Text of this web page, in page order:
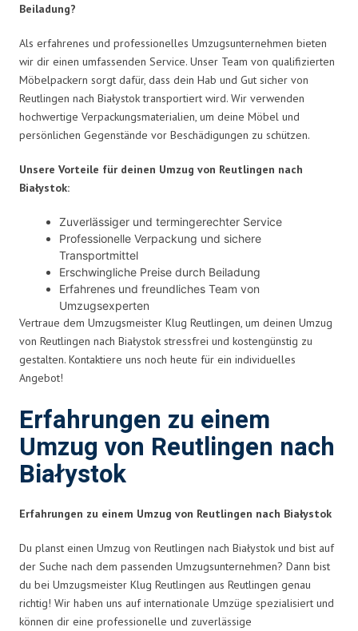
Beiladung?
Als erfahrenes und professionelles Umzugsunternehmen bieten
wir dir einen umfassenden Service. Unser Team von qualifizierten
Möbelpackern sorgt dafür, dass dein Hab und Gut sicher von
Reutlingen nach Białystok transportiert wird. Wir verwenden
hochwertige Verpackungsmaterialien, um deine Möbel und
persönlichen Gegenstände vor Beschädigungen zu schützen.
Unsere Vorteile für deinen Umzug von Reutlingen nach
Białystok:
Zuverlässiger und termingerechter Service
Professionelle Verpackung und sichere
Transportmittel
Erschwingliche Preise durch Beiladung
Erfahrenes und freundliches Team von
Umzugsexperten
Vertraue dem Umzugsmeister Klug Reutlingen, um deinen Umzug
von Reutlingen nach Białystok stressfrei und kostengünstig zu
gestalten. Kontaktiere uns noch heute für ein individuelles
Angebot!
Erfahrungen zu einem
Umzug von Reutlingen nach
Białystok
Erfahrungen zu einem Umzug von Reutlingen nach Białystok
Du planst einen Umzug von Reutlingen nach Białystok und bist auf
der Suche nach dem passenden Umzugsunternehmen? Dann bist
du bei Umzugsmeister Klug Reutlingen aus Reutlingen genau
richtig! Wir haben uns auf internationale Umzüge spezialisiert und
können dir eine professionelle und zuverlässige